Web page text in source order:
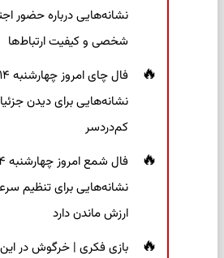
نشانه‌هایی درباره حضور
شخصی و کیفیت ارتباط‌ها
نشانه‌هایی برای دیدن
کم‌دردسر
نشانه‌هایی برای تنظیم
ارزش ماندن دارد
بازی فکری | خرگوش در